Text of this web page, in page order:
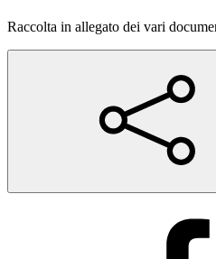
Raccolta in allegato dei vari